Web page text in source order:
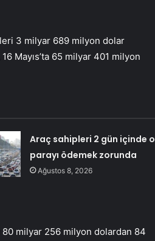
3 milyar 689 milyon dolar
Mayıs’ta 65 milyar 401 milyon
Araç sahipleri 2 gün içinde o
parayı ödemek zorunda
Ağustos 8, 2026
milyar 256 milyon dolardan 84